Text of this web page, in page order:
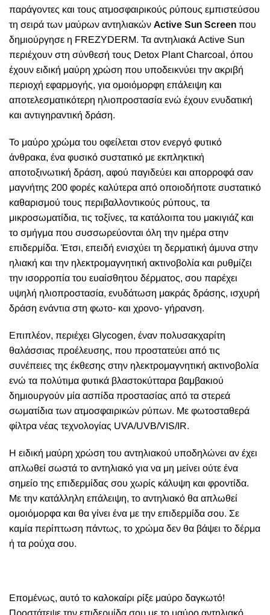
παράγοντες και τους ατμοσφαιρικούς ρύπους εμπιστεύσου
τη σειρά των μαύρων αντηλιακών Active Sun Screen που
δημιούργησε η FREZYDERM. Τα αντηλιακά Active Sun
περιέχουν στη σύνθεσή τους Detox Plant Charcoal, όπου
έχουν ειδική μαύρη χρώση που υποδεικνύει την ακριβή
περιοχή εφαρμογής, για ομοιόμορφη επάλειψη και
αποτελεσματικότερη ηλιοπροστασία ενώ έχουν ενυδατική
και αντιγηραντική δράση.
Το μαύρο χρώμα του οφείλεται στον ενεργό φυτικό
άνθρακα, ένα φυσικό συστατικό με εκπληκτική
αποτοξινωτική δράση, αφού παγιδεύει και απορροφά σαν
μαγνήτης 200 φορές καλύτερα από οποιοδήποτε συστατικό
καθαρισμού τους περιβαλλοντικούς ρύπους, τα
μικροσωματίδια, τις τοξίνες, τα κατάλοιπα του μακιγιάζ και
το σμήγμα που συσσωρεύονται όλη την ημέρα στην
επιδερμίδα. Έτσι, επειδή ενισχύει τη δερματική άμυνα στην
ηλιακή και την ηλεκτρομαγνητική ακτινοβολία και ρυθμίζει
την ισορροπία του ευαίσθητου δέρματος, σου παρέχει
υψηλή ηλιοπροστασία, ενυδάτωση μακράς δράσης, ισχυρή
δράση ενάντια στη φωτο- και χρονο- γήρανση.
Επιπλέον, περιέχει Glycogen, έναν πολυσακχαρίτη
θαλάσσιας προέλευσης, που προστατεύει από τις
συνέπειες της έκθεσης στην ηλεκτρομαγνητική ακτινοβολία
ενώ τα πολύτιμα φυτικά βλαστοκύτταρα βαμβακιού
δημιουργούν μία ασπίδα προστασίας από τα στερεά
σωματίδια των ατμοσφαιρικών ρύπων. Με φωτοσταθερά
φίλτρα νέας τεχνολογίας UVA/UVB/VIS/IR.
Η ειδική μαύρη χρώση του αντηλιακού υποδηλώνει αν έχει
απλωθεί σωστά το αντηλιακό για να μη μείνει ούτε ένα
σημείο της επιδερμίδας σου χωρίς κάλυψη και φροντίδα.
Με την κατάλληλη επάλειψη, το αντηλιακό θα απλωθεί
ομοιόμορφα και θα γίνει ένα με την επιδερμίδα σου. Σε
καμία περίπτωση πάντως, το χρώμα δεν θα βάψει το δέρμα
ή τα ρούχα σου.
Επομένως, αυτό το καλοκαίρι ρίξε μαύρο δαγκωτό!
Προστάτεψε την επιδερμίδα σου με το μαύρο αντηλιακό